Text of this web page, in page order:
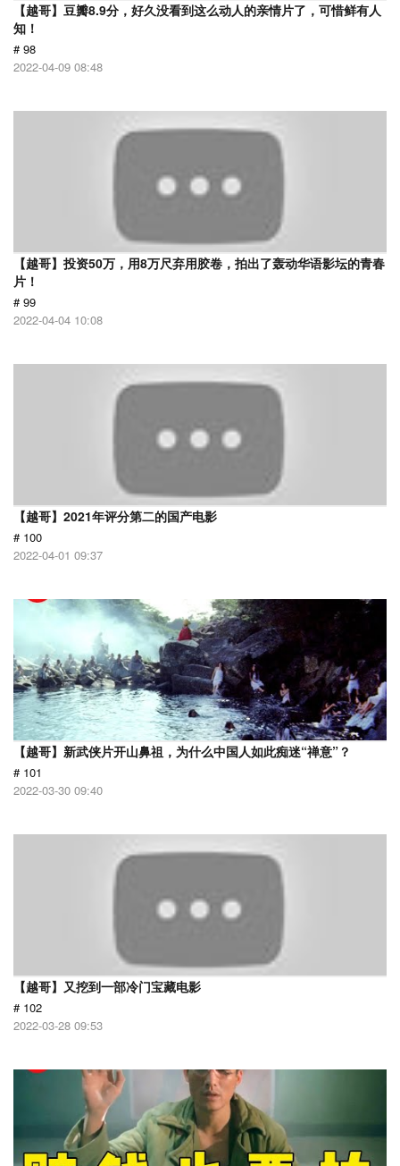
【越哥】豆瓣8.9分，好久没看到这么动人的亲情片了，可惜鲜有人
知！
# 98
2022-04-09 08:48
【越哥】投资50万，用8万尺弃用胶卷，拍出了轰动华语影坛的青春
片！
# 99
2022-04-04 10:08
【越哥】2021年评分第二的国产电影
# 100
2022-04-01 09:37
【越哥】新武侠片开山鼻祖，为什么中国人如此痴迷“禅意”？
# 101
2022-03-30 09:40
【越哥】又挖到一部冷门宝藏电影
# 102
2022-03-28 09:53